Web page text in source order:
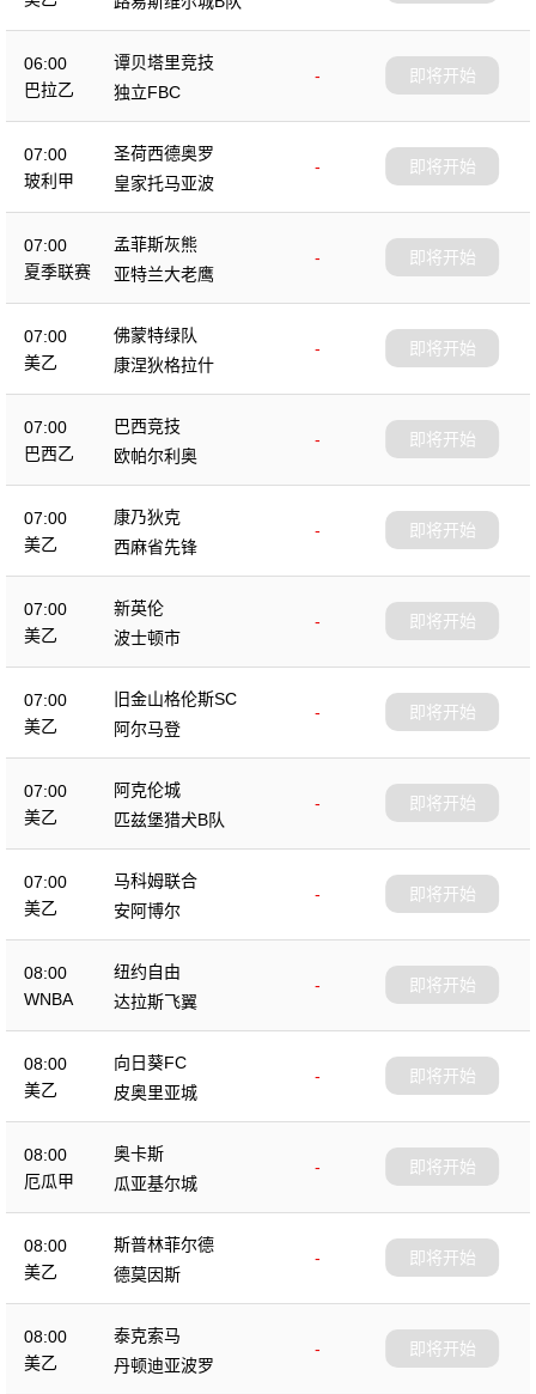
06:00
巴拉乙
谭贝塔里竞技
-
独立FBC
即将开始
07:00
玻利甲
圣荷西德奥罗
-
皇家托马亚波
即将开始
07:00
夏季联赛
孟菲斯灰熊
-
亚特兰大老鹰
即将开始
07:00
美乙
佛蒙特绿队
-
康涅狄格拉什
即将开始
07:00
巴西乙
巴西竞技
-
欧帕尔利奥
即将开始
07:00
美乙
康乃狄克
-
西麻省先锋
即将开始
07:00
美乙
新英伦
-
波士顿市
即将开始
07:00
美乙
旧金山格伦斯SC
-
阿尔马登
即将开始
07:00
美乙
阿克伦城
-
匹兹堡猎犬B队
即将开始
07:00
美乙
马科姆联合
-
安阿博尔
即将开始
08:00
WNBA
纽约自由
-
达拉斯飞翼
即将开始
08:00
美乙
向日葵FC
-
皮奥里亚城
即将开始
08:00
厄瓜甲
奥卡斯
-
瓜亚基尔城
即将开始
08:00
美乙
斯普林菲尔德
-
德莫因斯
即将开始
08:00
美乙
泰克索马
-
丹顿迪亚波罗
即将开始